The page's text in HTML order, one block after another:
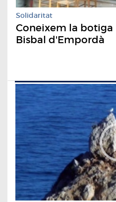
Solidaritat
Coneixem la botiga
Bisbal d'Empordà